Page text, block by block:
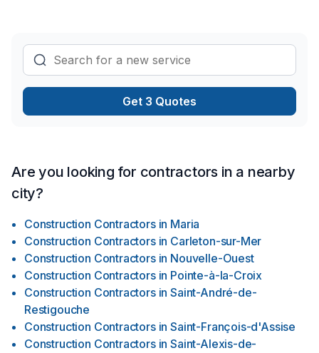
Get 3 Quotes
Are you looking for contractors in a nearby
city?
Construction Contractors in Maria
Construction Contractors in Carleton-sur-Mer
Construction Contractors in Nouvelle-Ouest
Construction Contractors in Pointe-à-la-Croix
Construction Contractors in Saint-André-de-
Restigouche
Construction Contractors in Saint-François-d'Assise
Construction Contractors in Saint-Alexis-de-